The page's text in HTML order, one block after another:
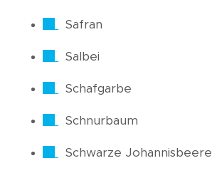
Safran
Salbei
Schafgarbe
Schnurbaum
Schwarze Johannisbeere